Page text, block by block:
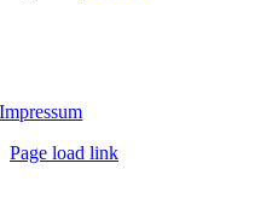
Impressum
Page load link